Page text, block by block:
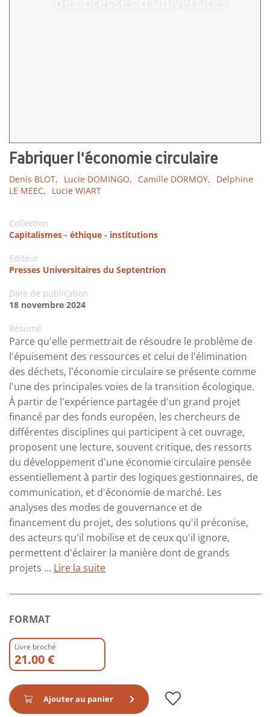
Fabriquer l'économie circulaire
Denis BLOT, Lucie DOMINGO, Camille DORMOY,
Delphine
LE MEEC,
Lucie WIART
Collection
Capitalismes - éthique - institutions
Editeur
Presses Universitaires du Septentrion
Date de publication
18 novembre 2024
Résumé
Parce qu'elle permettrait de résoudre le problème de
l'épuisement des ressources et celui de l'élimination
des déchets, l'économie circulaire se présente comme
l'une des principales voies de la transition écologique.
À partir de l'expérience partagée d'un grand projet
financé par des fonds européen, les chercheurs de
différentes disciplines qui participent à cet ouvrage,
proposent une lecture, souvent critique, des ressorts
du développement d'une économie circulaire pensée
essentiellement à partir des logiques gestionnaires, de
communication, et d'économie de marché. Les
analyses des modes de gouvernance et de
financement du projet, des solutions qu'il préconise,
des acteurs qu'il mobilise et de ceux qu'il ignore,
permettent d'éclairer la manière dont de grands
projets ... Lire la suite
FORMAT
Livre broché
21.00 €
Ajouter au panier